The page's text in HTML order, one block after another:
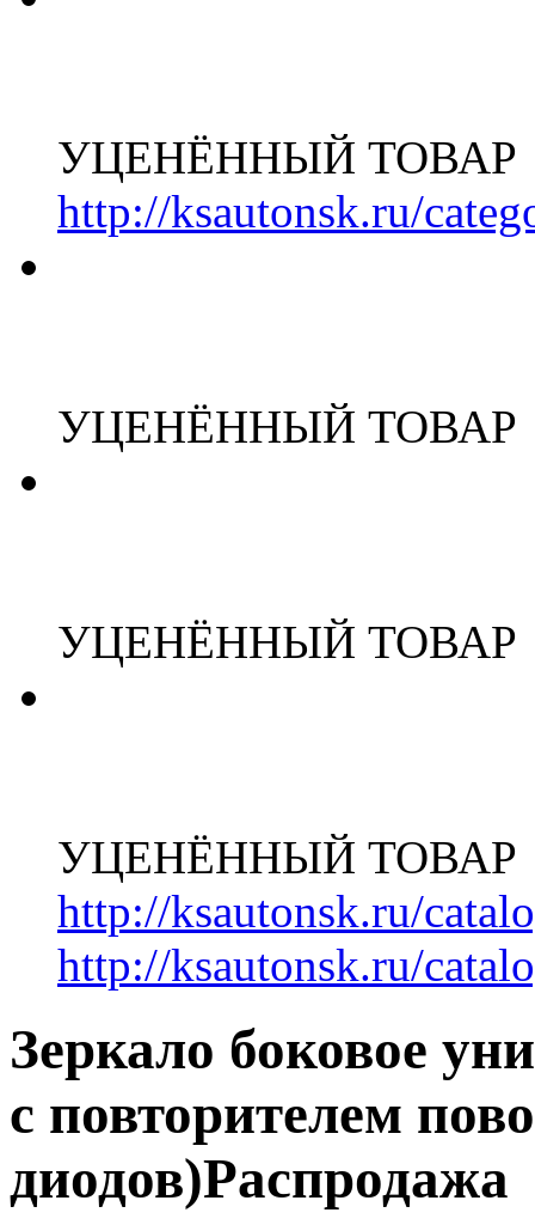
УЦЕНЁННЫЙ ТОВАР
http://ksautonsk.ru/
УЦЕНЁННЫЙ ТОВАР
УЦЕНЁННЫЙ ТОВАР
УЦЕНЁННЫЙ ТОВАР
http://ksautonsk.ru/
http://ksautonsk.ru/
Зеркало боковое
с повторителем
диодов)Распродажа